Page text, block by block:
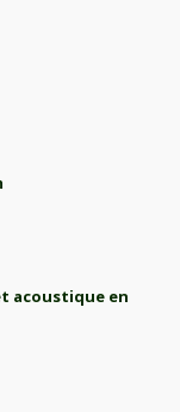
acoustique en